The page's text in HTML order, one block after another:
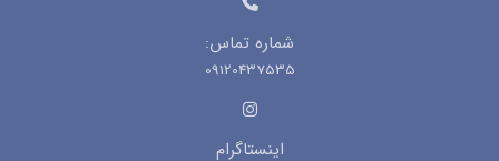
شماره تماس:
09120437535
اینستاگرام